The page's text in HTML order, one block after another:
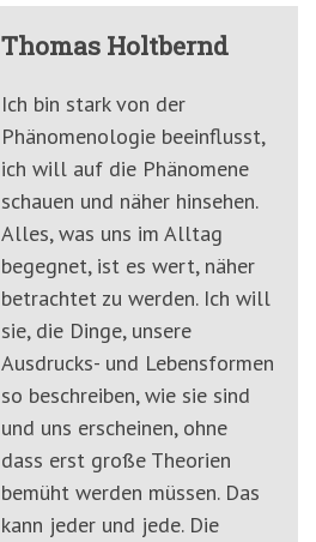
Thomas Holtbernd
Ich bin stark von der
Phänomenologie beeinflusst,
ich will auf die Phänomene
schauen und näher hinsehen.
Alles, was uns im Alltag
begegnet, ist es wert, näher
betrachtet zu werden. Ich will
sie, die Dinge, unsere
Ausdrucks- und Lebensformen
so beschreiben, wie sie sind
und uns erscheinen, ohne
dass erst große Theorien
bemüht werden müssen. Das
kann jeder und jede. Die